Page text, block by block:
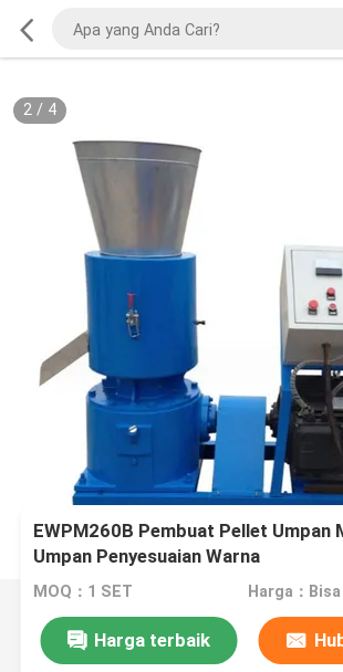
2/ 4
EWPM260B Pembuat Pellet Umpan
Umpan Penyesuaian Warna
MOQ：1 SET
Harga terbaik